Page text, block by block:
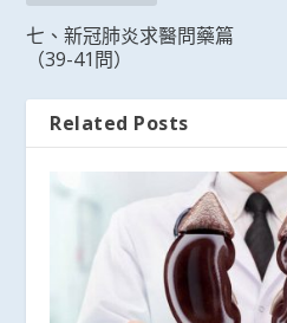
七、新冠肺炎求醫問藥篇
（39-41問）
Related Posts